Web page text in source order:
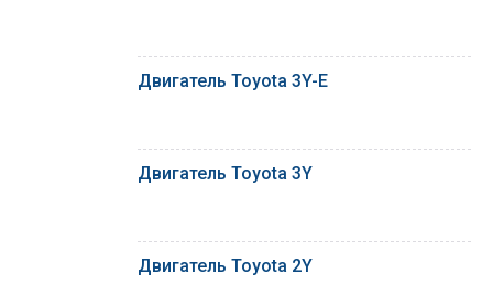
Двигатель Toyota 3Y-E
Двигатель Toyota 3Y
Двигатель Toyota 2Y